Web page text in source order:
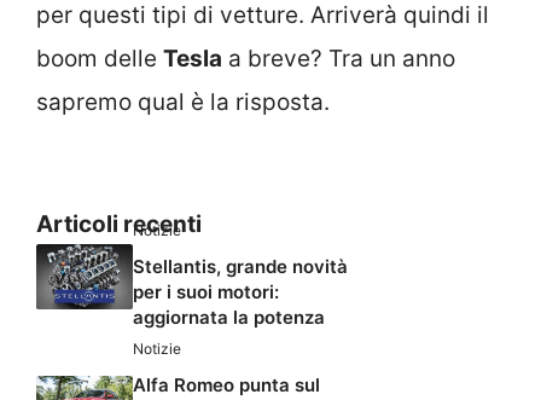
per questi tipi di vetture. Arriverà quindi il
boom delle Tesla a breve? Tra un anno
sapremo qual è la risposta.
Articoli recenti
Notizie
Stellantis, grande novità
per i suoi motori:
aggiornata la potenza
Notizie
Alfa Romeo punta sul